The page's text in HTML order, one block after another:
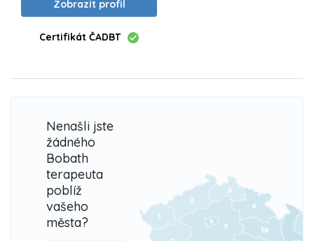
Zobrazit profil
Certifikát ČADBT
Nenašli jste
žádného
Bobath
terapeuta
poblíž
vašeho
města?